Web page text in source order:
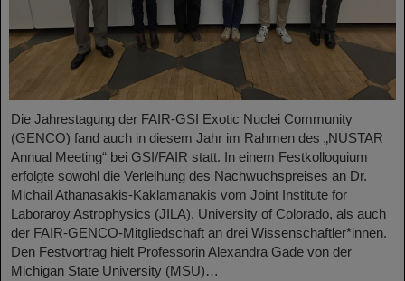
Die Jahrestagung der FAIR-GSI Exotic Nuclei Community
(GENCO) fand auch in diesem Jahr im Rahmen des „NUSTAR
Annual Meeting“ bei GSI/FAIR statt. In einem Festkolloquium
erfolgte sowohl die Verleihung des Nachwuchspreises an Dr.
Michail Athanasakis-Kaklamanakis vom Joint Institute for
Laboraroy Astrophysics (JILA), University of Colorado, als auch
der FAIR-GENCO-Mitgliedschaft an drei Wissenschaftler*innen.
Den Festvortrag hielt Professorin Alexandra Gade von der
Michigan State University (MSU)…